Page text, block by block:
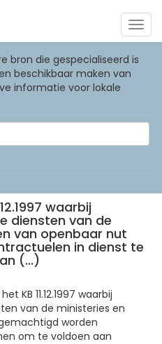
bron die gespecialiseerd is
beschikbaar maken van
informatie voor lokale
waarbij
diensten van de
van openbaar nut
in dienst te
(...)
KB 11.12.1997 waarbij
van de ministeries en
worden
om te voldoen aan